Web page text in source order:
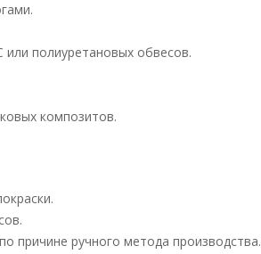
полиуретановых обвесов.
композитов.
причине ручного метода производства.